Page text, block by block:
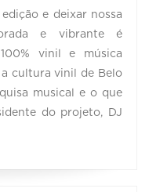
e deixar nossa
e vibrante é
vinil e música
a cultura vinil de Belo
musical e o que
do projeto, DJ